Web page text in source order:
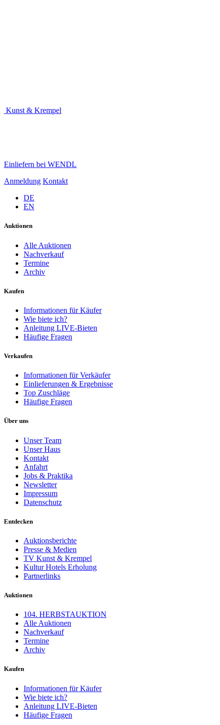
Kunst & Krempel
Einliefern bei WENDL
Anmeldung Kontakt
DE
EN
Auktionen
Alle Auktionen
Nachverkauf
Termine
Archiv
Kaufen
Informationen für Käufer
Wie biete ich?
Anleitung LIVE-Bieten
Häufige Fragen
Verkaufen
Informationen für Verkäufer
Einlieferungen & Ergebnisse
Top Zuschläge
Häufige Fragen
Über uns
Unser Team
Unser Haus
Kontakt
Anfahrt
Jobs & Praktika
Newsletter
Impressum
Datenschutz
Entdecken
Auktionsberichte
Presse & Medien
TV Kunst & Krempel
Kultur Hotels Erholung
Partnerlinks
Auktionen
104. HERBSTAUKTION
Alle Auktionen
Nachverkauf
Termine
Archiv
Kaufen
Informationen für Käufer
Wie biete ich?
Anleitung LIVE-Bieten
Häufige Fragen